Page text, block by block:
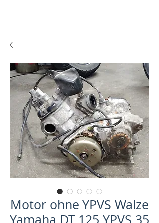
Motor ohne YPVS Walze
Yamaha DT 125 YPVS 35